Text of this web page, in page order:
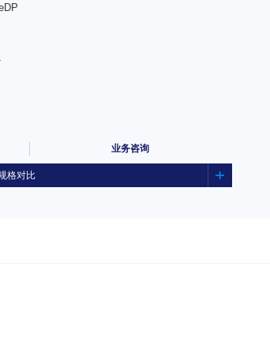
业务咨询
格对比